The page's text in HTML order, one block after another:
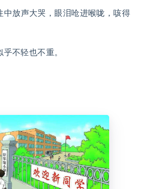
中放声大哭，眼泪呛进喉咙，咳得
不轻也不重。